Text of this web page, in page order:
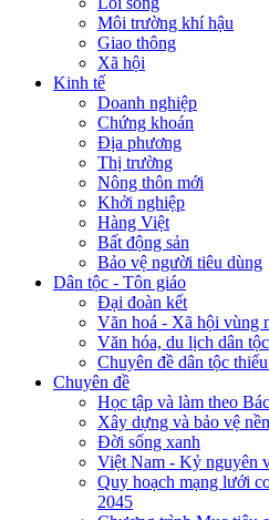
Môi trường khí hậu
Giao thông
Xã hội
Kinh tế
Doanh nghiệp
Chứng khoán
Địa phương
Thị trường
Nông thôn mới
Khởi nghiệp
Hàng Việt
Bất động sản
Bảo vệ người tiêu dùng
Dân tộc - Tôn giáo
Đại đoàn kết
Văn hoá - Xã hội vùng
Văn hóa, du lịch dân
Chuyên đề dân tộc
Chuyên đề
Học tập và làm theo Bác
Xây dựng và bảo vệ
Đời sống xanh
Việt Nam - Kỷ nguyên
Quy hoạch mạng lưới
2045